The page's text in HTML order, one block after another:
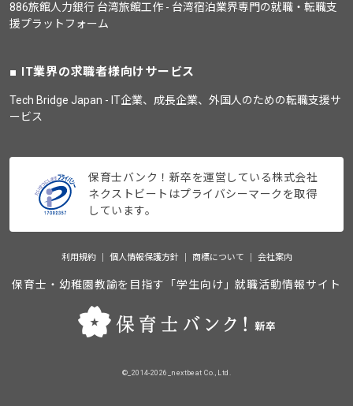
886旅館人力銀行 台湾旅館工作 - 台湾宿泊業界専門の就職・転職支
援プラットフォーム
IT業界の求職者様向けサービス
Tech Bridge Japan - IT企業、成長企業、外国人のための転職支援サ
ービス
保育士バンク！新卒を運営している株式会社
ネクストビートはプライバシーマークを取得
しています。
利用規約 個人情報保護方針 商標について 会社案内
保育士・幼稚園教諭を目指す「学生向け」就職活動情報サイト
©_2014-2026_nextbeat Co., Ltd.